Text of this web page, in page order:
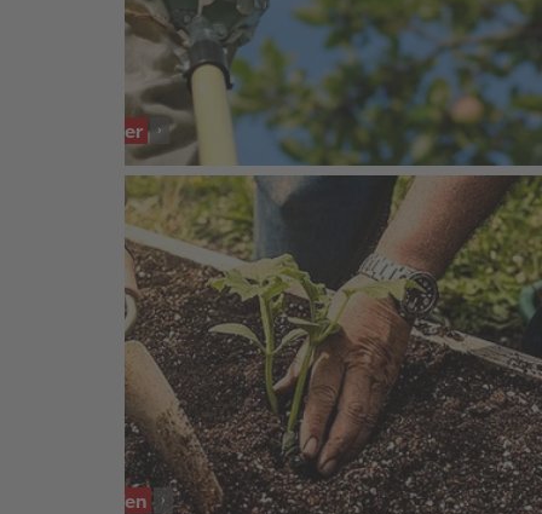
Obstpflücker
Anzuchthilfen